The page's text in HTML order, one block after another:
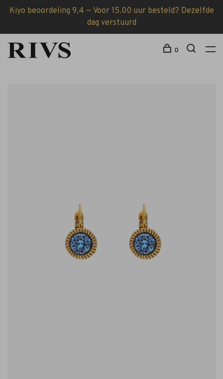
Kiyo beoordeling 9,4 — Voor 15.00 uur besteld? Dezelfde
dag verstuurd
0